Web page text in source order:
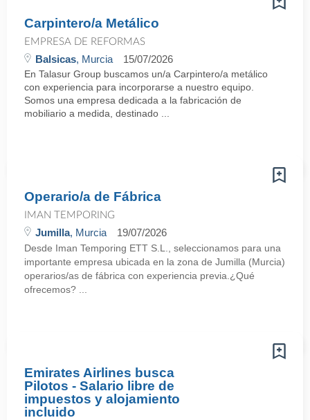
Carpintero/a Metálico
EMPRESA DE REFORMAS
Balsicas, Murcia 15/07/2026
En Talasur Group buscamos un/a Carpintero/a metálico
con experiencia para incorporarse a nuestro equipo.
Somos una empresa dedicada a la fabricación de
mobiliario a medida, destinado ...
Operario/a de Fábrica
IMAN TEMPORING
Jumilla, Murcia 19/07/2026
Desde Iman Temporing ETT S.L., seleccionamos para una
importante empresa ubicada en la zona de Jumilla (Murcia)
operarios/as de fábrica con experiencia previa.¿Qué
ofrecemos? ...
Emirates Airlines busca
Pilotos - Salario libre de
impuestos y alojamiento
incluido